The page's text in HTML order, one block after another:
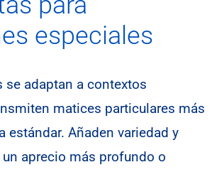
especiales
se adaptan a contextos
matices particulares más
estándar. Añaden variedad y
un aprecio más profundo o